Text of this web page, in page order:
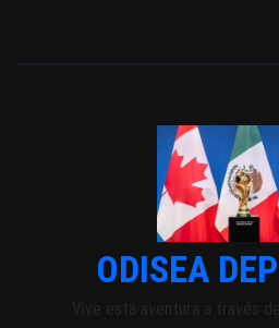
ODISEA
Vive esta aventura a través